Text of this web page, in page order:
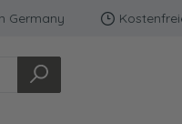
Kostenfreier